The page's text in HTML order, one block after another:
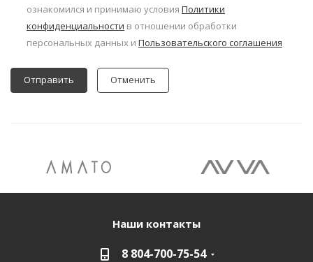
ознакомился и принимаю условия Политики
конфиденциальности в отношении обработки
персональных данных и Пользовательского соглашения
Отменить
Наши контакты
8 804-700-75-54